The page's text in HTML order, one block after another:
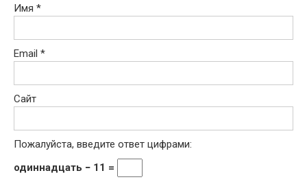
Имя *
Email *
Сайт
Пожалуйста, введите ответ цифрами:
одиннадцать − 11 =